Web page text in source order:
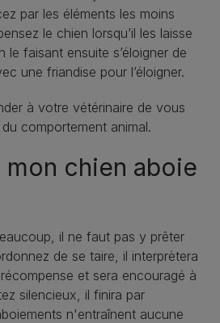
par les éléments les moins
le chien lorsqu’il les laisse
le faisant ensuite s’éloigner de
une friandise pour l’éloigner.
à votre vétérinaire de vous
comportement animal.
mon chien aboie
il ne faut pas y prêter
de se taire, il interprètera
et sera encouragé à
silencieux, il finira par
n'entraînent aucune